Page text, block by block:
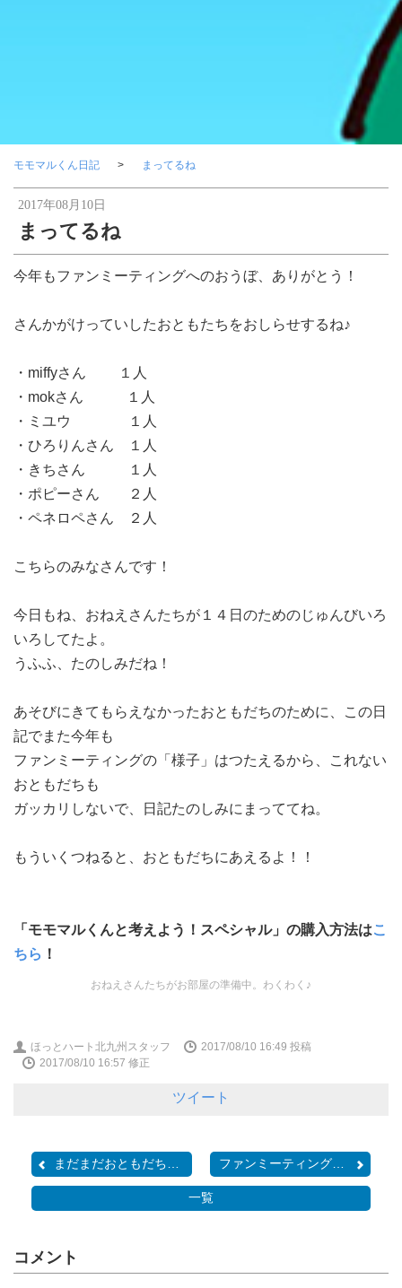
モモマルくん日記 まってるね
2017年08月10日
まってるね
今年もファンミーティングへのおうぼ、ありがとう！
さんかがけっていしたおともたちをおしらせするね♪
・miffyさん １人
・mokさん １人
・ミユウ １人
・ひろりんさん １人
・きちさん １人
・ポピーさん ２人
・ペネロペさん ２人
こちらのみなさんです！
今日もね、おねえさんたちが１４日のためのじゅんびいろ
いろしてたよ。
うふふ、たのしみだね！
あそびにきてもらえなかったおともだちのために、この日
記でまた今年も
ファンミーティングの「様子」はつたえるから、これない
おともだちも
ガッカリしないで、日記たのしみにまっててね。
もういくつねると、おともだちにあえるよ！！
「モモマルくんと考えよう！スペシャル」の購入方法はこ
ちら ！
おねえさんたちがお部屋の準備中。わくわく♪
ほっとハート北九州スタッフ 2017/08/10 16:49 投稿
2017/08/10 16:57 修正
ツイート
まだまだおともだち募集中☆
一覧
コメント